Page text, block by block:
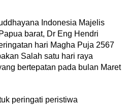
Indonesia Majelis
barat, Dr Eng Hendri
hari Magha Puja 2567
Salah satu hari raya
bertepatan pada bulan Maret
peringati peristiwa